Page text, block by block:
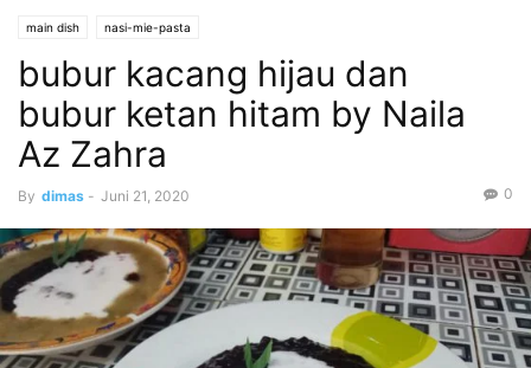
main dish nasi-mie-pasta
bubur kacang hijau dan
bubur ketan hitam by Naila
Az Zahra
By dimas - Juni 21, 2020 0